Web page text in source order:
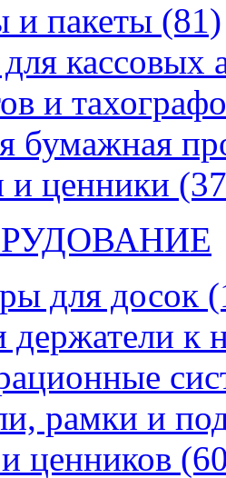
и пакеты (81)
кассовых
и
бумажная
и ценники
для досок
держатели к
рамки и
ценников